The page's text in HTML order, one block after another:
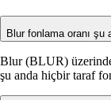
Blur fonlama oranı şu
Blur (BLUR)
şu anda hiçbir taraf